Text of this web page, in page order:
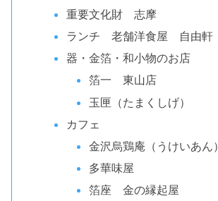
重要文化財 志摩
ランチ 老舗洋食屋 自由軒
器・金箔・和小物のお店
箔一 東山店
玉匣（たまくしげ）
カフェ
金沢烏鶏庵（うけいあん）
多華味屋
箔座 金の縁起屋